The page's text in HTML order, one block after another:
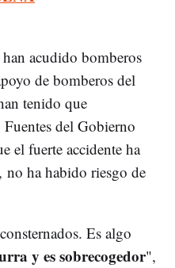
acudido bomberos
de bomberos del
tenido que
Fuentes del Gobierno
el fuerte accidente ha
no ha habido riesgo de
Es algo
y es sobrecogedor",